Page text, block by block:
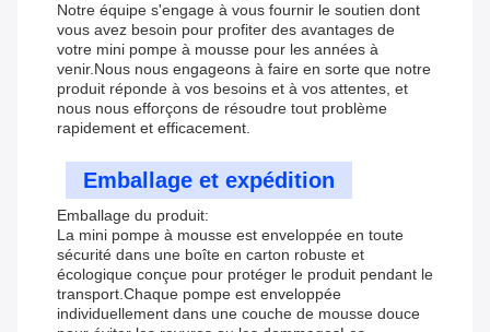
Notre équipe s'engage à vous fournir le soutien dont
vous avez besoin pour profiter des avantages de
votre mini pompe à mousse pour les années à
venir.Nous nous engageons à faire en sorte que notre
produit réponde à vos besoins et à vos attentes, et
nous nous efforçons de résoudre tout problème
rapidement et efficacement.
Emballage et expédition
Emballage du produit:
La mini pompe à mousse est enveloppée en toute
sécurité dans une boîte en carton robuste et
écologique conçue pour protéger le produit pendant le
transport.Chaque pompe est enveloppée
individuellement dans une couche de mousse douce